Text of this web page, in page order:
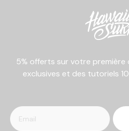
5% offerts sur votre première
exclusives et des tutoriels